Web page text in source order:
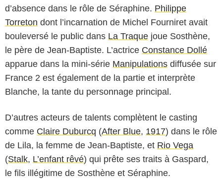
d’absence dans le rôle de Séraphine. Philippe
Torreton dont l’incarnation de Michel Fourniret avait
bouleversé le public dans La Traque joue Sosthène,
le père de Jean-Baptiste. L’actrice Constance Dollé
apparue dans la mini-série Manipulations diffusée sur
France 2 est également de la partie et interprète
Blanche, la tante du personnage principal.
D’autres acteurs de talents complètent le casting
comme Claire Duburcq (After Blue, 1917) dans le rôle
de Lila, la femme de Jean-Baptiste, et Rio Vega
(Stalk, L’enfant rêvé) qui prête ses traits à Gaspard,
le fils illégitime de Sosthène et Séraphine.